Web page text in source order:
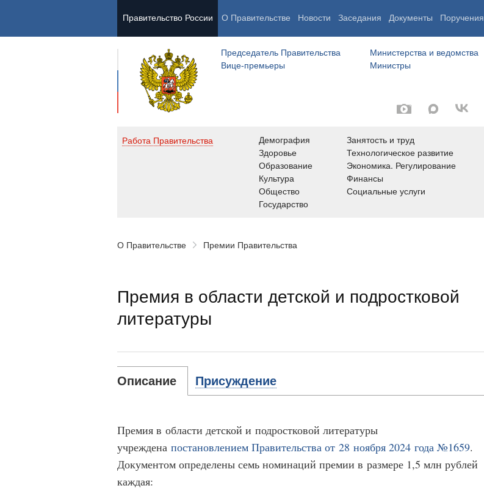
Правительство России О Правительстве Новости Заседания Документы Поручения
Председатель Правительства
Вице-премьеры
Министерства и ведомства
Министры
Работа Правительства
Демография
Здоровье
Образование
Культура
Общество
Государство
Занятость и труд
Технологическое развитие
Экономика. Регулирование
Финансы
Социальные услуги
О Правительстве Премии Правительства
Премия в области детской и подростковой
литературы
Описание Присуждение
Премия в области детской и подростковой литературы
учреждена постановлением Правительства от 28 ноября 2024 года №1659.
Документом определены семь номинаций премии в размере 1,5 млн рублей
каждая: